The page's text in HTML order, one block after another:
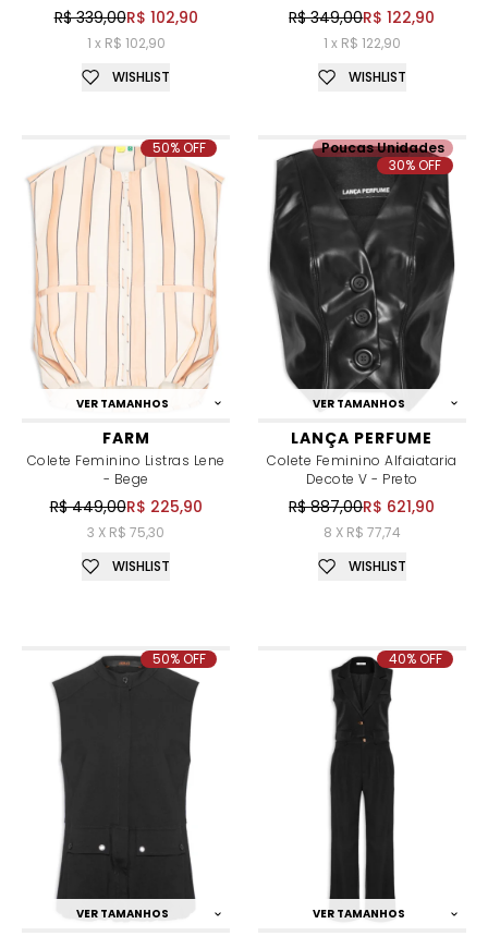
R$ 339,00R$ 102,90
1 x R$ 102,90
WISHLIST
R$ 349,00R$ 122,90
1 x R$ 122,90
WISHLIST
VER TAMANHOS
FARM
Colete Feminino Listras Lene
- Bege
R$ 449,00R$ 225,90
3 X R$ 75,30
50% OFF
WISHLIST
VER TAMANHOS
LANÇA PERFUME
Colete Feminino Alfaiataria
Decote V - Preto
R$ 887,00R$ 621,90
8 X R$ 77,74
Poucas Unidades
30% OFF
WISHLIST
VER TAMANHOS
50% OFF
VER TAMANHOS
40% OFF